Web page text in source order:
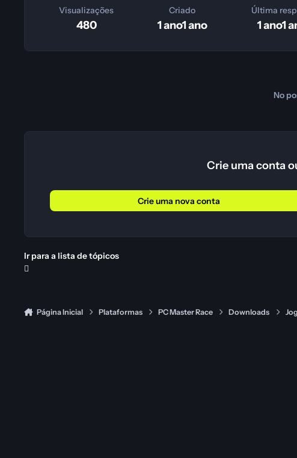
Visualizações
480
Criado
1 ano1 ano
Última
1 ano1
No
Crie uma conta
Crie uma nova conta
Ir para a lista de tópicos
Página Inicial Plataformas PC Master Race Downloads